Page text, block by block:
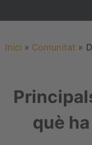
Inici » Comunitat »
què ha